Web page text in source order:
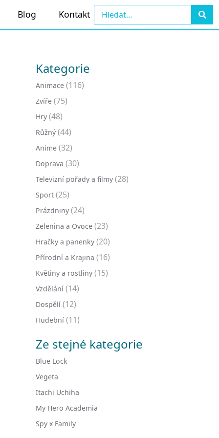
Blog Kontakt
Kategorie
Animace (116)
Zvíře (75)
Hry (48)
Růžný (44)
Anime (32)
Doprava (30)
Televizní pořady a filmy (28)
Sport (25)
Prázdniny (24)
Zelenina a Ovoce (23)
Hračky a panenky (20)
Přírodní a Krajina (16)
Květiny a rostliny (15)
Vzdělání (14)
Dospělí (12)
Hudební (11)
Ze stejné kategorie
Blue Lock
Vegeta
Itachi Uchiha
My Hero Academia
Spy x Family